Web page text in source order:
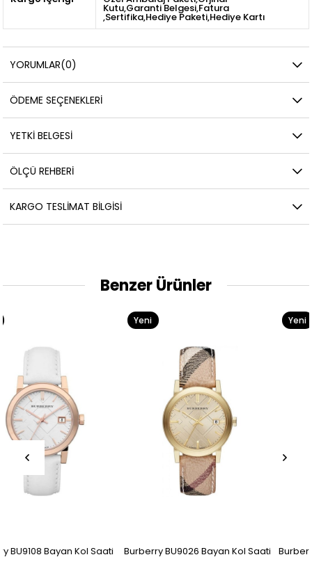
Kutu,Garanti Belgesi,Fatura
,Sertifika,Hediye Paketi,Hediye Kartı
YORUMLAR(0)
ÖDEME SEÇENEKLERI
YETKİ BELGESİ
ÖLÇÜ REHBERI
KARGO TESLIMAT BILGISI
Benzer Ürünler
Burberry BU9026 Bayan Kol Saati Burberry BU9039 Bayan Kol